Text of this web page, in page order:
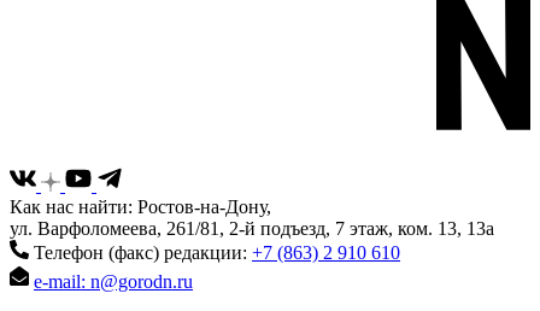
Как нас найти: Ростов-на-Дону,
ул. Варфоломеева, 261/81, 2-й подъезд, 7 этаж, ком. 13, 13а
Телефон (факс) редакции: +7 (863) 2 910 610
e-mail: n@gorodn.ru